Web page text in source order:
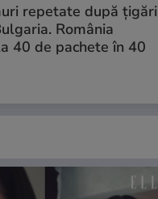
repetate după țigări
România
40 de pachete în 40